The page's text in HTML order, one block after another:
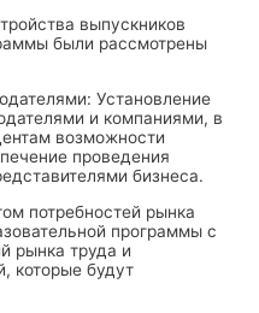
выпускников
были рассмотрены
Установление
и компаниями, в
возможности
проведения
бизнеса.
потребностей рынка
программы с
рынка труда и
которые будут